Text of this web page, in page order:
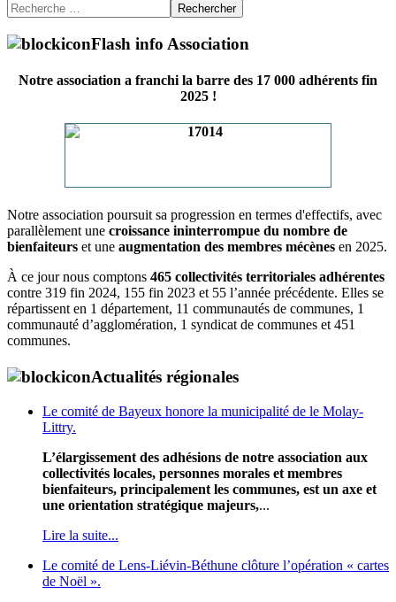
Rechercher
Flash info Association
Notre association a franchi la barre des 17 000 adhérents fin
2025 !
Notre association poursuit sa progression en termes d'effectifs, avec
parallèlement une croissance ininterrompue du nombre de
bienfaiteurs et une augmentation des membres mécènes en 2025.
À ce jour nous comptons 465 collectivités territoriales adhérentes
contre 319 fin 2024, 155 fin 2023 et 55 l’année précédente. Elles se
répartissent en 1 département, 11 communautés de communes, 1
communauté d’agglomération, 1 syndicat de communes et 451
communes.
Actualités régionales
Le comité de Bayeux honore la municipalité de le Molay-
Littry.
L’élargissement des adhésions de notre association aux
collectivités locales, personnes morales et membres
bienfaiteurs, principalement les communes, est un axe et
une orientation stratégique majeurs,...
Lire la suite...
Le comité de Lens-Liévin-Béthune clôture l’opération « cartes
de Noël ».